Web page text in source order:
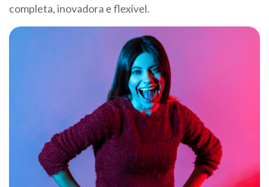
completa, inovadora e flexível.